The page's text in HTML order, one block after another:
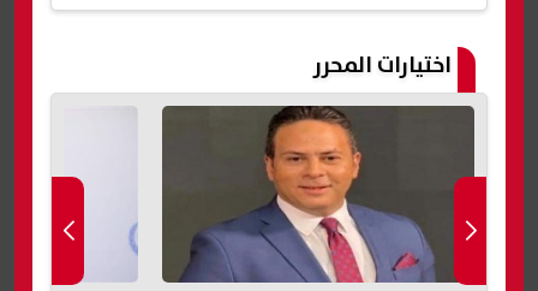
اختيارات المحرر